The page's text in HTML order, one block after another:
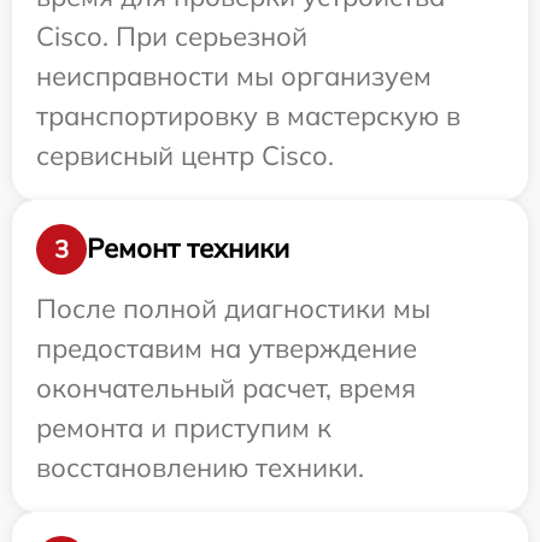
Cisco. При серьезной
неисправности мы организуем
транспортировку в мастерскую в
сервисный центр Cisco.
3
Ремонт техники
После полной диагностики мы
предоставим на утверждение
окончательный расчет, время
ремонта и приступим к
восстановлению техники.